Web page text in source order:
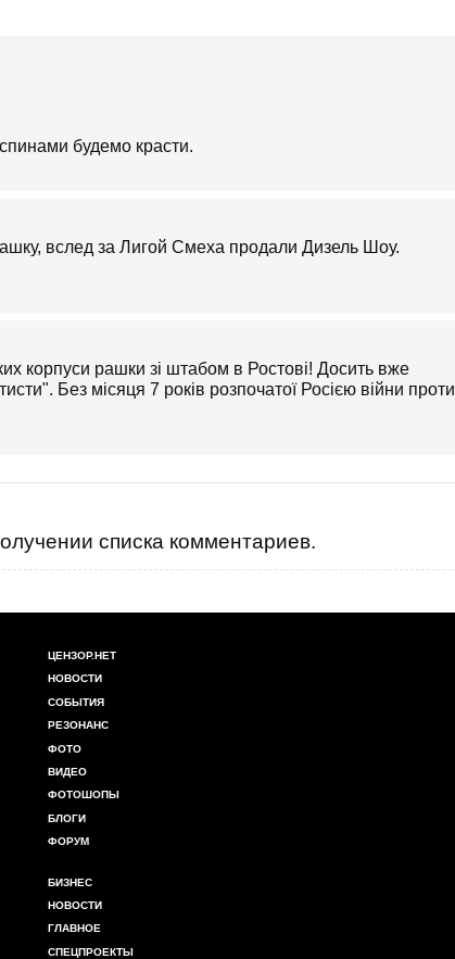
будемо красти.
вслед за Лигой Смеха продали Дизель Шоу.
корпуси рашки зі штабом в Ростові! Досить вже
Без місяця 7 років розпочатої Росією війни проти
списка комментариев.
ЦЕНЗОР.НЕТ
НОВОСТИ
СОБЫТИЯ
РЕЗОНАНС
ФОТО
ВИДЕО
ФОТОШОПЫ
БЛОГИ
ФОРУМ
БИЗНЕС
НОВОСТИ
ГЛАВНОЕ
СПЕЦПРОЕКТЫ